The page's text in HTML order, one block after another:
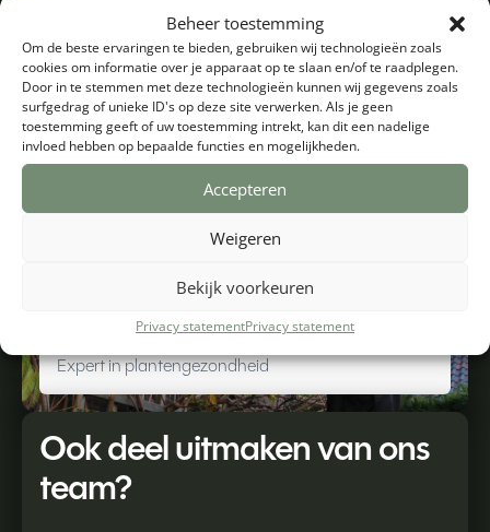
Beheer toestemming
Om de beste ervaringen te bieden, gebruiken wij technologieën zoals
cookies om informatie over je apparaat op te slaan en/of te raadplegen.
Door in te stemmen met deze technologieën kunnen wij gegevens zoals
surfgedrag of unieke ID's op deze site verwerken. Als je geen
toestemming geeft of uw toestemming intrekt, kan dit een nadelige
invloed hebben op bepaalde functies en mogelijkheden.
Accepteren
Weigeren
Bekijk voorkeuren
Privacy statementPrivacy statement
Menno
Expert in plantengezondheid
Ook deel uitmaken van ons
team?